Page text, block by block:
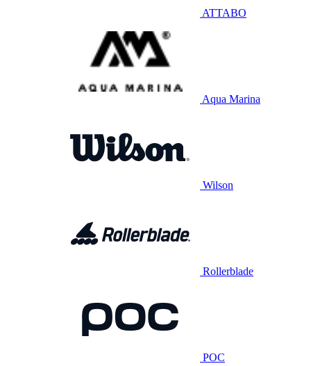
ATTABO
Aqua Marina
Wilson
Rollerblade
POC